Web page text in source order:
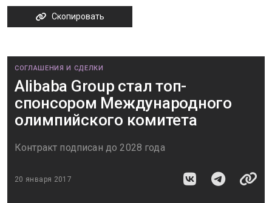
Скопировать
СОГЛАШЕНИЯ И СДЕЛКИ
Alibaba Group стал топ-
спонсором Международного
олимпийского комитета
Контракт подписан до 2028 года
20 января 2017